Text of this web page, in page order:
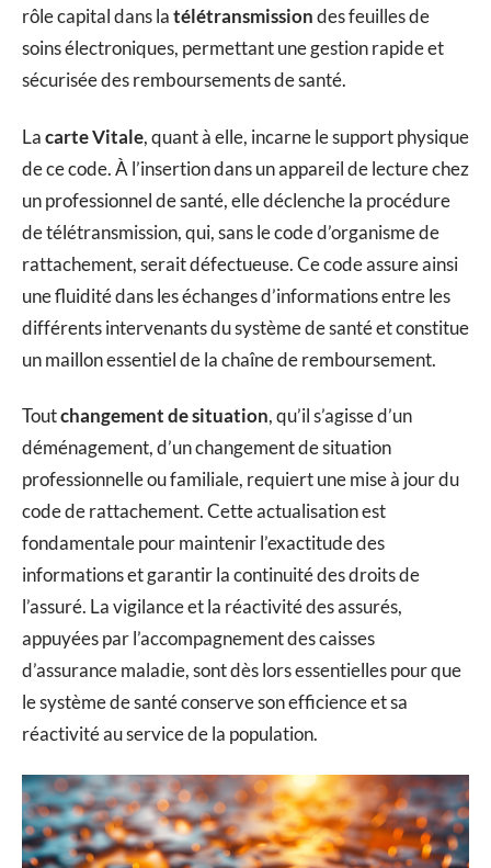
rôle capital dans latélétransmissiondes feuilles de
soins électroniques, permettant une gestion rapide et
sécurisée des remboursements de santé.
Lacarte Vitale, quant à elle, incarne le support physique
de ce code. À l’insertion dans un appareil de lecture chez
un professionnel de santé, elle déclenche la procédure
de télétransmission, qui, sans le code d’organisme de
rattachement, serait défectueuse. Ce code assure ainsi
une fluidité dans les échanges d’informations entre les
différents intervenants du système de santé et constitue
un maillon essentiel de la chaîne de remboursement.
Toutchangement de situation, qu’il s’agisse d’un
déménagement, d’un changement de situation
professionnelle ou familiale, requiert une mise à jour du
code de rattachement. Cette actualisation est
fondamentale pour maintenir l’exactitude des
informations et garantir la continuité des droits de
l’assuré. La vigilance et la réactivité des assurés,
appuyées par l’accompagnement des caisses
d’assurance maladie, sont dès lors essentielles pour que
le système de santé conserve son efficience et sa
réactivité au service de la population.